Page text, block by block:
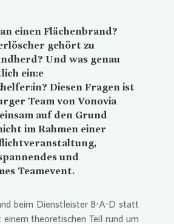
einen Flächenbrand?
gehört zu
Und was genau
ein:e
Diesen Fragen ist
Team von Vonovia
auf den Grund
im Rahmen einer
und
Teamevent.
beim Dienstleister B⋅A⋅D statt
theoretischen Teil rund um